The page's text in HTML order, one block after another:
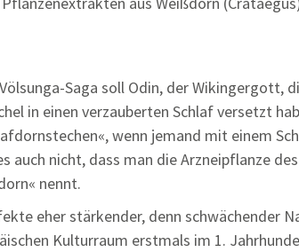
Saga soll Odin, der Wikingergott,
in einen verzauberten Schlaf versetzt
wenn jemand mit einem
auch nicht, dass man die Arzneipflanze
nennt.
eher stärkender, denn schwächender
Kulturraum erstmals im 1.